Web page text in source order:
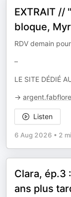
EXTRAIT //
bloque,
RDV demain
–
LE SITE DÉDIÉ
→
Listen
6 Aug 2026 • 2
Clara, ép.3
ans plus